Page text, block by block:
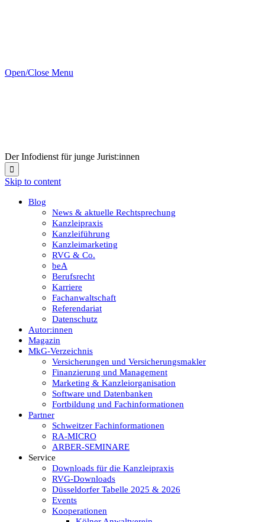
Open/Close Menu
Der Infodienst für junge Jurist:innen

Skip to content
Blog
News & aktuelle Rechtsprechung
Kanzleipraxis
Kanzleiführung
Kanzleimarketing
RVG & Co.
beA
Berufsrecht
Karriere
Fachanwaltschaft
Referendariat
Datenschutz
Autor:innen
Magazin
MkG-Verzeichnis
Versicherungen und Versicherungsmakler
Finanzierung und Management
Marketing & Kanzleiorganisation
Software und Datenbanken
Fortbildung und Fachinformationen
Partner
Schweitzer Fachinformationen
RA-MICRO
ARBER-SEMINARE
Service
Downloads für die Kanzleipraxis
RVG-Downloads
Düsseldorfer Tabelle 2025 & 2026
Events
Kooperationen